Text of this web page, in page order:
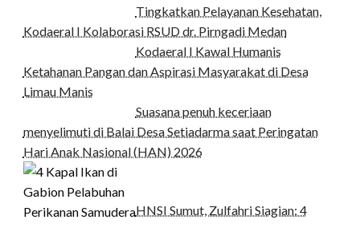
Tingkatkan Pelayanan Kesehatan,
Kodaeral I Kolaborasi RSUD dr. Pirngadi Medan‎
Kodaeral I Kawal Humanis
Ketahanan Pangan dan Aspirasi Masyarakat di Desa
Limau Manis
Suasana penuh keceriaan
menyelimuti di Balai Desa Setiadarma saat Peringatan
Hari Anak Nasional (HAN) 2026
HNSI Sumut, Zulfahri Siagian: 4